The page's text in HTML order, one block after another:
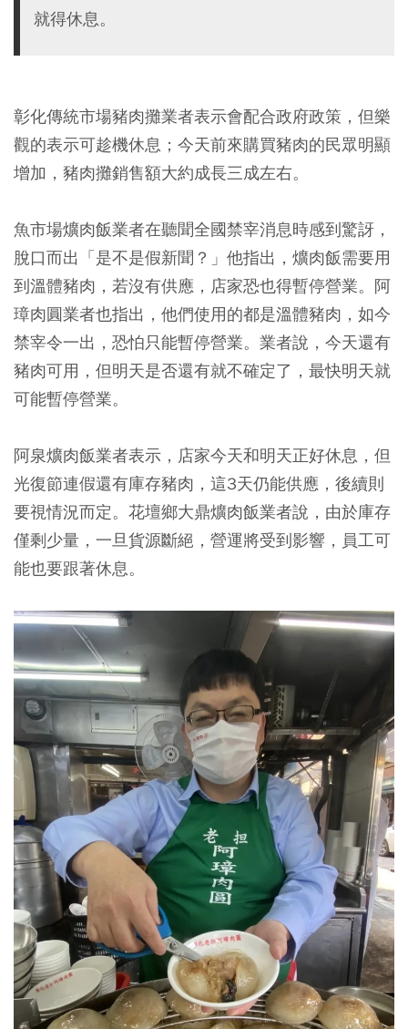
就得休息。
彰化傳統市場豬肉攤業者表示會配合政府政策，但樂
觀的表示可趁機休息；今天前來購買豬肉的民眾明顯
增加，豬肉攤銷售額大約成長三成左右。
魚市場爌肉飯業者在聽聞全國禁宰消息時感到驚訝，
脫口而出「是不是假新聞？」他指出，爌肉飯需要用
到溫體豬肉，若沒有供應，店家恐也得暫停營業。阿
璋肉圓業者也指出，他們使用的都是溫體豬肉，如今
禁宰令一出，恐怕只能暫停營業。業者說，今天還有
豬肉可用，但明天是否還有就不確定了，最快明天就
可能暫停營業。
阿泉爌肉飯業者表示，店家今天和明天正好休息，但
光復節連假還有庫存豬肉，這3天仍能供應，後續則
要視情況而定。花壇鄉大鼎爌肉飯業者說，由於庫存
僅剩少量，一旦貨源斷絕，營運將受到影響，員工可
能也要跟著休息。